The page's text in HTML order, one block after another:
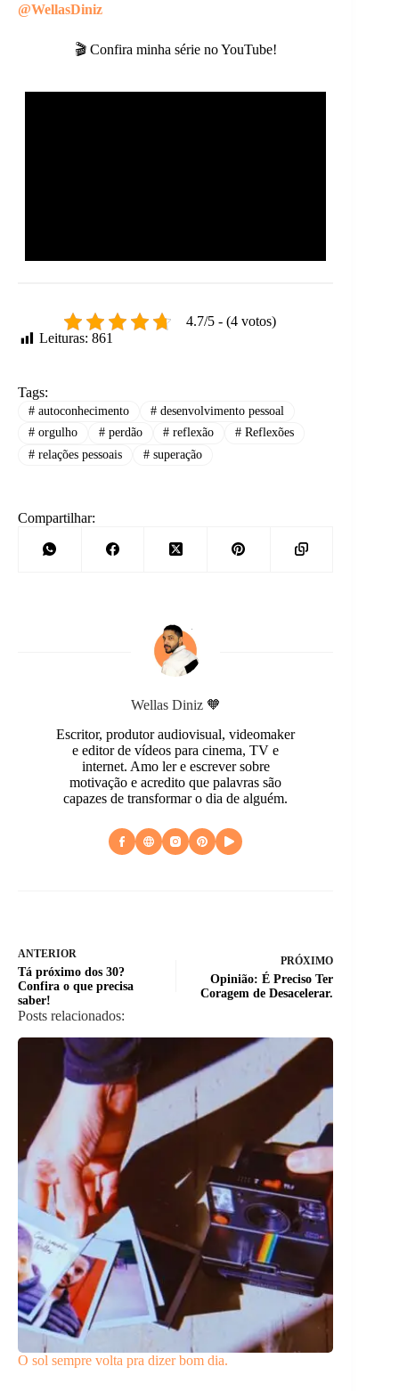
@WellasDiniz
🎬 Confira minha série no YouTube!
4.7/5 - (4 votos)
Leituras: 861
Tags:
#autoconhecimento #desenvolvimento pessoal
#orgulho #perdão # reflexão # Reflexões
#relações pessoais #superação
Compartilhar:
Wellas Diniz 🧡
Escritor, produtor audiovisual, videomaker
e editor de vídeos para cinema, TV e
internet. Amo ler e escrever sobre
motivação e acredito que palavras são
capazes de transformar o dia de alguém.
ANTERIOR
Tá próximo dos 30?
Confira o que precisa
saber!
PRÓXIMO
Opinião: É Preciso Ter
Coragem de Desacelerar.
Posts relacionados:
O sol sempre volta pra dizer bom dia.